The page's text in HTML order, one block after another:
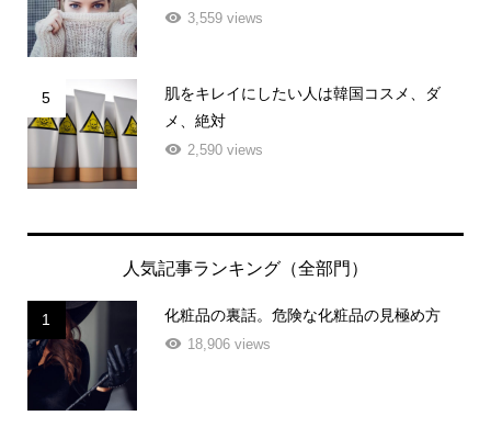
3,559 views
5
肌をキレイにしたい人は韓国コスメ、ダ
メ、絶対
2,590 views
人気記事ランキング（全部門）
1 化粧品の裏話。危険な化粧品の見極め方
18,906 views